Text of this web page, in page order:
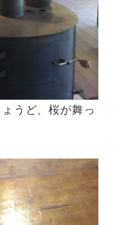
うど、桜が舞っ